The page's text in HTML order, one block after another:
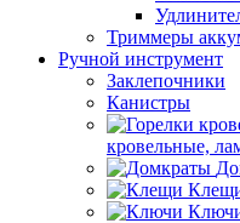
Триммеры
Ручной инструмент
Заклепочники
Канистры
кровельные,